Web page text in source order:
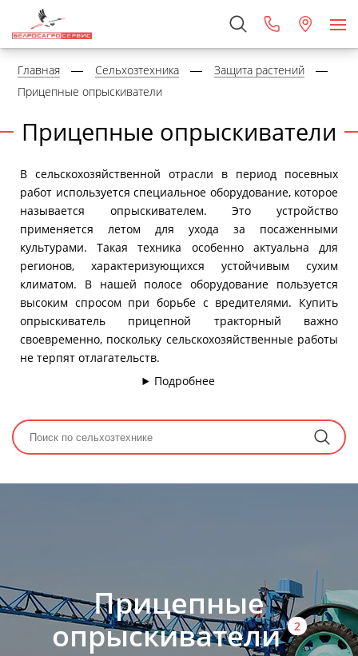
Главная Сельхозтехника
Защита растений
Прицепные опрыскиватели
Прицепные опрыскиватели
В сельскохозяйственной отрасли в период посевных
работ используется специальное оборудование, которое
называется опрыскивателем. Это устройство
применяется летом для ухода за посаженными
культурами. Такая техника особенно актуальна для
регионов, характеризующихся устойчивым сухим
климатом. В нашей полосе оборудование пользуется
высоким спросом при борьбе с вредителями. Купить
опрыскиватель прицепной тракторный важно
своевременно, поскольку сельскохозяйственные работы
не терпят отлагательств.
Подробнее
Прицепные
опрыскиватели
2